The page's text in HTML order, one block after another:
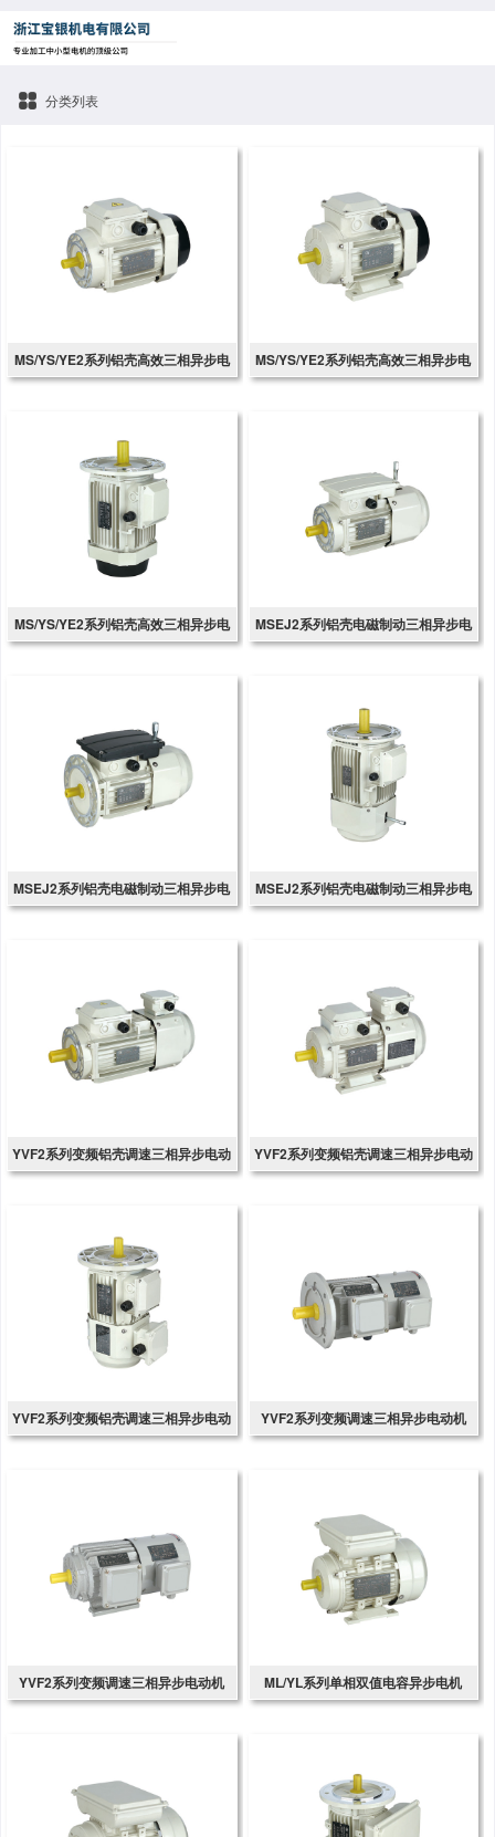
分类列表
MS/YS/YE2系列铝壳高效三相异步电
MS/YS/YE2系列铝壳高效三相异步电
MS/YS/YE2系列铝壳高效三相异步电
MSEJ2系列铝壳电磁制动三相异步电
MSEJ2系列铝壳电磁制动三相异步电
MSEJ2系列铝壳电磁制动三相异步电
YVF2系列变频铝壳调速三相异步电动
YVF2系列变频铝壳调速三相异步电动
YVF2系列变频铝壳调速三相异步电动
YVF2系列变频调速三相异步电动机
YVF2系列变频调速三相异步电动机 ML/YL系列单相双值电容异步电机